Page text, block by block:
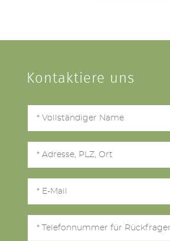
Kontaktiere uns